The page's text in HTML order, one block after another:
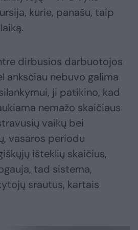
kurie, panašu, taip
dirbusios darbuotojos
anksčiau nebuvo galima
ji patikino, kad
nemažo skaičiaus
vaikų bei
vasaros periodu
išteklių skaičius,
tad sistema,
srautus, kartais